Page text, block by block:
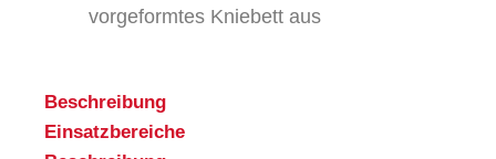
vorgeformtes Kniebett aus
Beschreibung
Einsatzbereiche